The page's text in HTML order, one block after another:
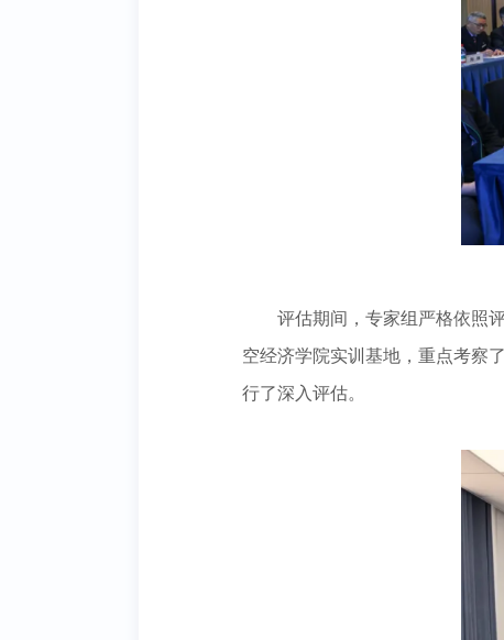
评估期间，专家组严格依照
空经济学院实训基地，重点考察
行了深入评估。